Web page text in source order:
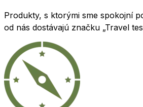
Produkty, s ktorými sme spokojní
od nás dostávajú značku „Travel